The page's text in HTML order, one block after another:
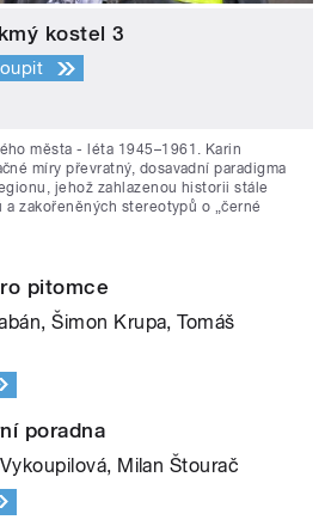
kostel 3
města - léta 1945–1961. Karin
míry převratný, dosavadní paradigma
jehož zahlazenou historii stále
zakořeněných stereotypů o „černé
pitomce
Šimon Krupa, Tomáš
poradna
Milan Štourač